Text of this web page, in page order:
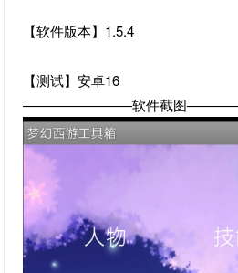
【软件版本】1.5.4
【测试】安卓16
————————软件截图